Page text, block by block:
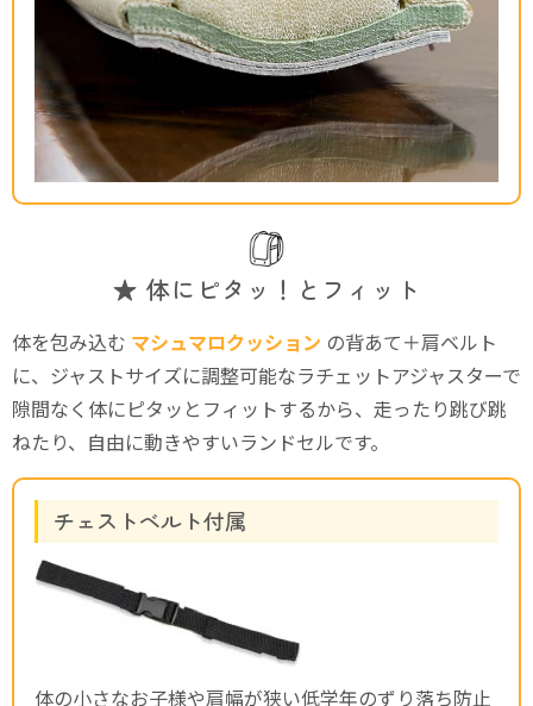
★ 体にピタッ！とフィット
体を包み込む マシュマロクッション の背あて＋肩ベルト
に、ジャストサイズに調整可能なラチェットアジャスターで
隙間なく体にピタッとフィットするから、走ったり跳び跳
ねたり、自由に動きやすいランドセルです。
チェストベルト付属
体の小さなお子様や肩幅が狭い低学年のずり落ち防止